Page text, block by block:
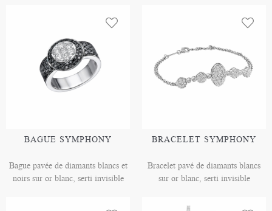
BAGUE SYMPHONY
Bague pavée de diamants blancs et
noirs sur or blanc, serti invisible
BRACELET SYMPHONY
Bracelet pavé de diamants blancs
sur or blanc, serti invisible